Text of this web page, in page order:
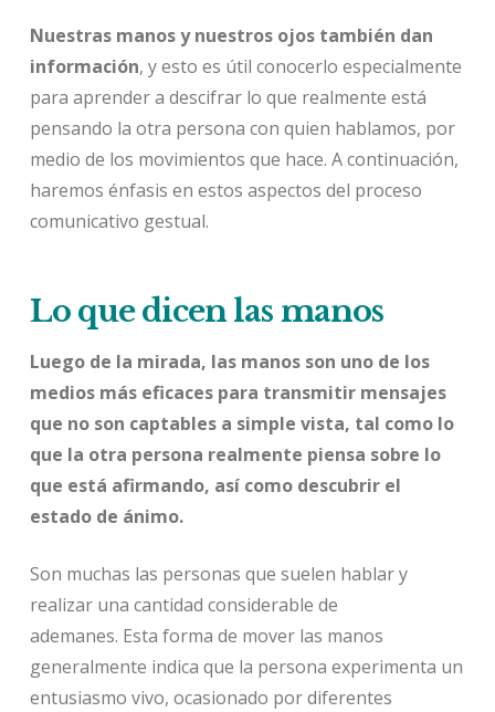
Nuestras manos y nuestros ojos también dan
información, y esto es útil conocerlo especialmente
para aprender a descifrar lo que realmente está
pensando la otra persona con quien hablamos, por
medio de los movimientos que hace. A continuación,
haremos énfasis en estos aspectos del proceso
comunicativo gestual.
Lo que dicen las manos
Luego de la mirada, las manos son uno de los
medios más eficaces para transmitir mensajes
que no son captables a simple vista, tal como lo
que la otra persona realmente piensa sobre lo
que está afirmando, así como descubrir el
estado de ánimo.
Son muchas las personas que suelen hablar y
realizar una cantidad considerable de
ademanes. Esta forma de mover las manos
generalmente indica que la persona experimenta un
entusiasmo vivo, ocasionado por diferentes